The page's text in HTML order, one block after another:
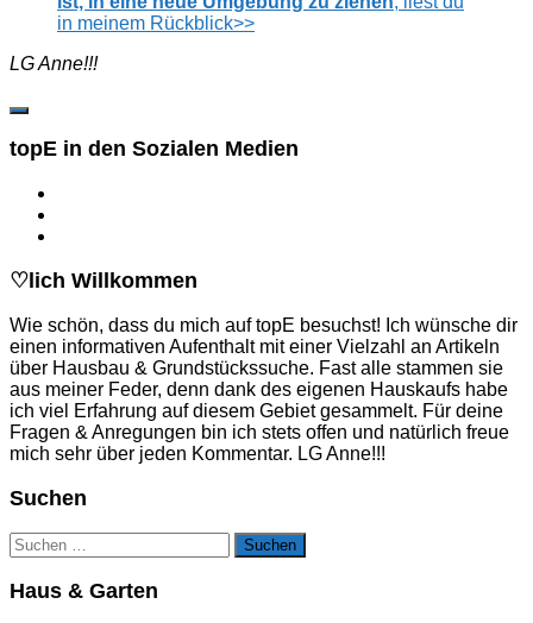
in meinem Rückblick>>
LG Anne!!!
topE in den Sozialen Medien
♡lich Willkommen
Wie schön, dass du mich auf topE besuchst! Ich wünsche dir
einen informativen Aufenthalt mit einer Vielzahl an Artikeln
über Hausbau & Grundstückssuche. Fast alle stammen sie
aus meiner Feder, denn dank des eigenen Hauskaufs habe
ich viel Erfahrung auf diesem Gebiet gesammelt. Für deine
Fragen & Anregungen bin ich stets offen und natürlich freue
mich sehr über jeden Kommentar. LG Anne!!!
Suchen
Suchen
nach:
Haus & Garten